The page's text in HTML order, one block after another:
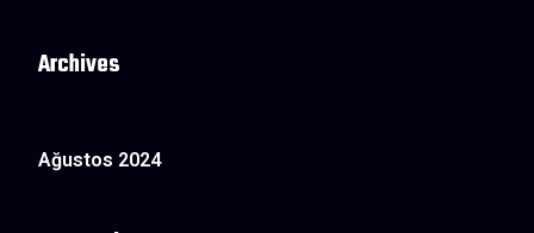
Archives
Ağustos 2024